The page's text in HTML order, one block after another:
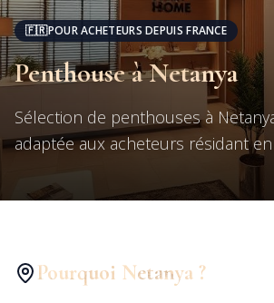
🇫🇷POUR ACHETEURS DEPUIS FRANCE
Penthouse à Netanya
Sélection de penthouses à
adaptée aux acheteurs résidant en
Pourquoi Netanya ?